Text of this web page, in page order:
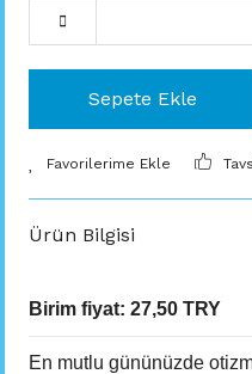
Sepete Ekle
Ürün Bilgisi
Birim fiyat: 27,50 TRY
En mutlu gününüzde